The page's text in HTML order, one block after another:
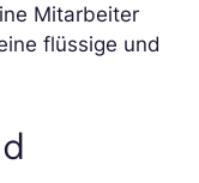
Mitarbeiter
flüssige und